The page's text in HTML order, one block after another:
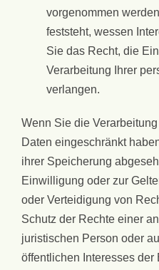
vorgenommen
feststeht, wessen
Sie das Recht, die
Verarbeitung Ihrer
verlangen.
Wenn Sie die
Daten eingeschränkt
ihrer Speicherung
Einwilligung oder zur
oder Verteidigung von
Schutz der Rechte einer
juristischen Person oder
öffentlichen Interesses